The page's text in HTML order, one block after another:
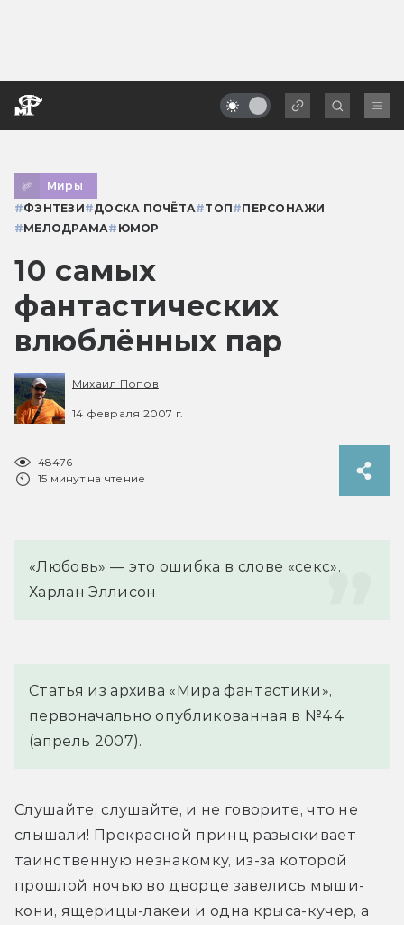
Миры
#ФЭНТЕЗИ#ДОСКА ПОЧЁТА#ТОП#ПЕРСОНАЖИ
#МЕЛОДРАМА# ЮМОР
10 самых
фантастических
влюблённых пар
Михаил Попов
14 февраля 2007 г.
48476
15 минут на чтение
«Любовь» — это ошибка в слове «секс».
Харлан Эллисон
Статья из архива «Мира фантастики»,
первоначально опубликованная в №44
(апрель 2007).
Слушайте, слушайте, и не говорите, что не
слышали! Прекрасной принц разыскивает
таинственную незнакомку, из-за которой
прошлой ночью во дворце завелись мыши-
кони, ящерицы-лакеи и одна крыса-кучер, а